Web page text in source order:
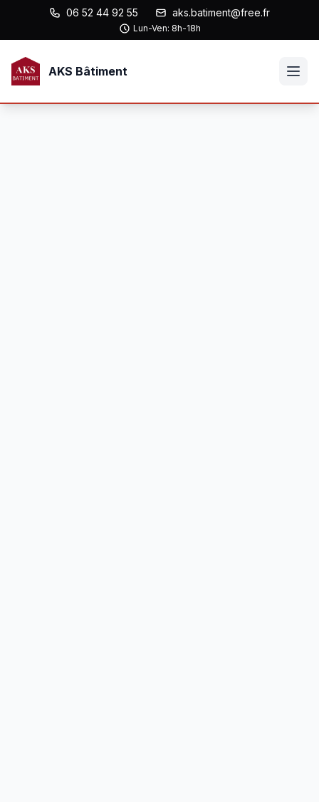
06 52 44 92 55 aks.batiment@free.fr
Lun-Ven: 8h-18h
AKS Bâtiment